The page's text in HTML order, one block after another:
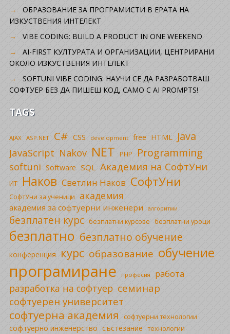
ОБРАЗОВАНИЕ ЗА ПРОГРАМИСТИ В ЕРАТА НА
ИЗКУСТВЕНИЯ ИНТЕЛЕКТ
VIBE CODING: BUILD A PRODUCT IN ONE WEEKEND
AI-FIRST КУЛТУРАТА И ОРГАНИЗАЦИИ, ЦЕНТРИРАНИ
ОКОЛО ИЗКУСТВЕНИЯ ИНТЕЛЕКТ
SOFTUNI VIBE CODING: НАУЧИ СЕ ДА РАЗРАБОТВАШ
СОФТУЕР БЕЗ ДА ПИШЕШ КОД, САМО С AI PROMPTS!
TAGS
AJAX ASP.NET C# CSS development free HTML Java
JavaScript Nakov NET PHP Programming
softuni Software SQL Академия на СофтУни
ИТ Наков Светлин Наков СофтУни
СофтУни за ученици академия
академия за софтуерни инженери алгоритми
безплатен курс безплатни курсове безплатни уроци
безплатно безплатно обучение
конференция курс образование обучение
програмиране професия работа
разработка на софтуер семинар
софтуерен университет
софтуерна академия софтуерни технологии
софтуерно инженерство състезание технологии